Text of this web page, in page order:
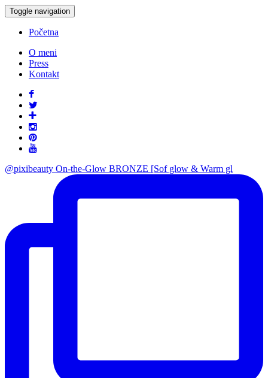
Toggle navigation
Početna
O meni
Press
Kontakt
@pixibeauty On-the-Glow BRONZE [Sof glow & Warm gl